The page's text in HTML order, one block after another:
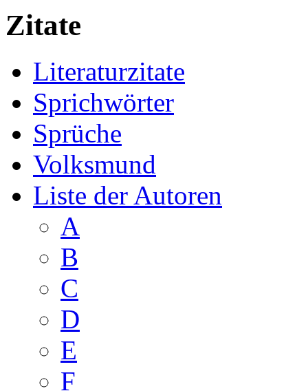
Zitate
Literaturzitate
Sprichwörter
Sprüche
Volksmund
Liste der Autoren
A
B
C
D
E
F